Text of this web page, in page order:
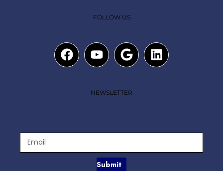
FOLLOW US
NEWSLETTER
Submit